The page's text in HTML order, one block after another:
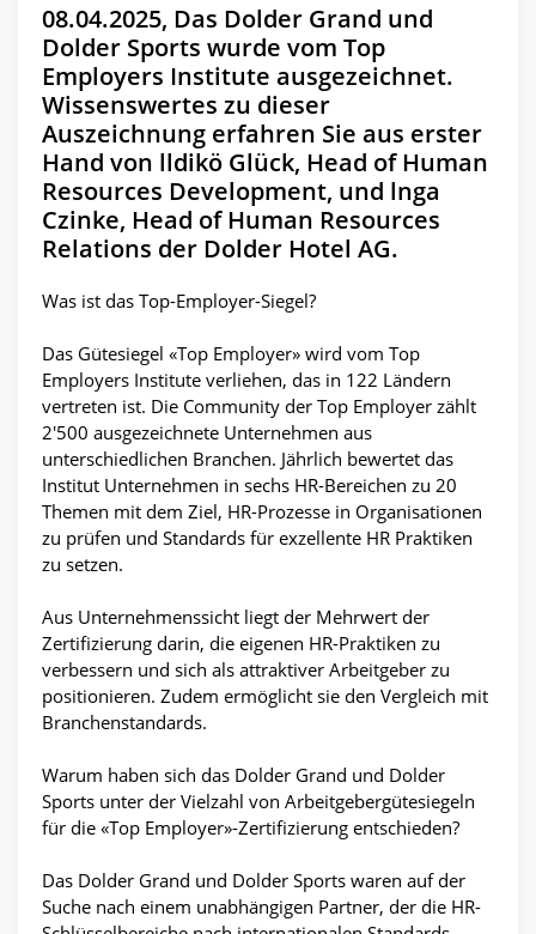
08.04.2025, Das Dolder Grand und
Dolder Sports wurde vom Top
Employers Institute ausgezeichnet.
Wissenswertes zu dieser
Auszeichnung erfahren Sie aus erster
Hand von lldikö Glück, Head of Human
Resources Development, und lnga
Czinke, Head of Human Resources
Relations der Dolder Hotel AG.
Was ist das Top-Employer-Siegel?
Das Gütesiegel «Top Employer» wird vom Top
Employers Institute verliehen, das in 122 Ländern
vertreten ist. Die Community der Top Employer zählt
2'500 ausgezeichnete Unternehmen aus
unterschiedlichen Branchen. Jährlich bewertet das
Institut Unternehmen in sechs HR-Bereichen zu 20
Themen mit dem Ziel, HR-Prozesse in Organisationen
zu prüfen und Standards für exzellente HR­ Praktiken
zu setzen.
Aus Unternehmenssicht liegt der Mehrwert der
Zertifizierung darin, die eigenen HR-Praktiken zu
verbessern und sich als attraktiver Arbeitgeber zu
positionieren. Zudem ermöglicht sie den Vergleich mit
Branchenstandards.
Warum haben sich das Dolder Grand und Dolder
Sports unter der Vielzahl von Arbeitgebergütesiegeln
für die «Top Employer»-Zertifizierung entschieden?
Das Dolder Grand und Dolder Sports waren auf der
Suche nach einem unabhängigen Partner, der die HR-